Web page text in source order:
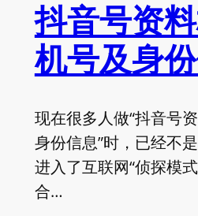
抖音号资
机号及身
现在很多人做“抖音号
身份信息”时，已经不
进入了互联网“侦探模
合…